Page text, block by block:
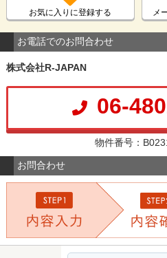
お気に入りに登録する メ
お電話でのお問合わせ
株式会社R-JAPAN
06-
物件番号：
お問合わせ